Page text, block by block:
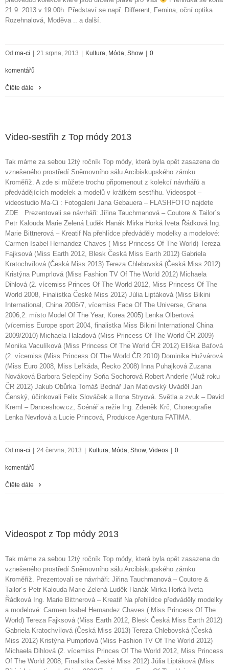
21.9. 2013 v 19:00h. Představí se např. Different, Femina, oční optika
Rozehnalová, Moděva .. a další.
Od ma-ci 21 srpna, 2013 Kultura, Móda, Show 0
komentářů
Čtěte dále
Video-sestřih z Top módy 2013
Tak máme za sebou 12tý ročník Top módy, která byla opět zasazena do
vznešeného prostředí Sněmovního sálu Arcibiskupského zámku
Kroměříž. A zde si můžete trochu připomenout z kolekcí návrhářů a
předvádějících modelek a modelů v krátkém sestřihu. Videospot –
videostudio Ma-Ci : Fotogalerii Jana Gebauera – FLASHFOTO najdete
ZDE Prezentovali se návrháři: Jiřina Tauchmanová – Coutore & Tailor´s
Petr Kalouda Marie Zelená Luděk Hanák Mirka Horká Iveta Řádková Ing.
Marie Bittnerová – Kreatif Na přehlídce předváděly modelky a modelové:
Carmen Isabel Hernandez Chaves ( Miss Princess Of The World) Tereza
Fajksová (Miss Earth 2012, Blesk Česká Miss Earth 2012) Gabriela
Kratochvílová (Česká Miss 2013) Tereza Chlebovská (Česká Miss 2012)
Kristýna Pumprlová (Miss Fashion TV Of The World 2012) Michaela
Dihlová (2. vícemiss Princes Of The World 2012, Miss Princess Of The
World 2008, Finalistka České Miss 2012) Júlia Liptáková (Miss Bikini
International, China 2006/7, vícemiss Face Of The Universe, Ghana
2006,2. místo Model Of The Year, Korea 2005) Lenka Olbertová
(vícemiss Europe sport 2004, finalistka Miss Bikini International China
2009/2010) Michaela Haladová (Miss Princess Of The World ČR 2009)
Monika Vaculíková (Miss Princess Of The World ČR 2012) Eliška Baťová
(2. vícemiss (Miss Princess Of The World ČR 2010) Dominika Hužvárová
(Miss Euro 2008, Miss Lefkáda, Řecko 2008) Inna Puhajková Zuzana
Nováková Barbora Selepčíny Soňa Sochorová Robert Anderle (Muž roku
ČR 2012) Jakub Obůrka Tomáš Bednář Jan Matiovský Uváděl Jan
Čenský, účinkovali Felix Slováček a Ilona Stryová. Světla a zvuk – David
Kreml – Danceshow.cz, Scénář a režie Ing. Zdeněk Krč, Choreografie
Lenka Nevrlová a Lucie Princová, Produkce Agentura FATIMA.
Od ma-ci 24 června, 2013 Kultura, Móda, Show, Videos 0
komentářů
Čtěte dále
Videospot z Top módy 2013
Tak máme za sebou 12tý ročník Top módy, která byla opět zasazena do
vznešeného prostředí Sněmovního sálu Arcibiskupského zámku
Kroměříž. Prezentovali se návrháři: Jiřina Tauchmanová – Coutore &
Tailor´s Petr Kalouda Marie Zelená Luděk Hanák Mirka Horká Iveta
Řádková Ing. Marie Bittnerová – Kreatif Na přehlídce předváděly modelky
a modelové: Carmen Isabel Hernandez Chaves ( Miss Princess Of The
World) Tereza Fajksová (Miss Earth 2012, Blesk Česká Miss Earth 2012)
Gabriela Kratochvílová (Česká Miss 2013) Tereza Chlebovská (Česká
Miss 2012) Kristýna Pumprlová (Miss Fashion TV Of The World 2012)
Michaela Dihlová (2. vícemiss Princes Of The World 2012, Miss Princess
Of The World 2008, Finalistka České Miss 2012) Júlia Liptáková (Miss